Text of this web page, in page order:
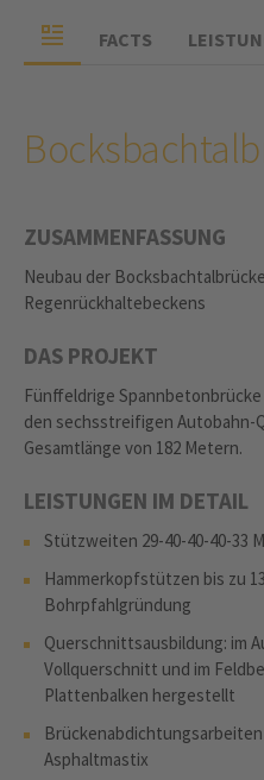
FACTS
ZUSAMMENFASSUNG
Neubau der
Regenrückhaltebeckens
DAS PROJEKT
Fünffeldrige
den sechsstreifigen Autobahn-
Gesamtlänge von 182 Metern.
LEISTUNGEN IM DETAIL
Stützweiten 29-40-40-40-33
Hammerkopfstützen bis zu
Bohrpfahlgründung
Querschnittsausbildung: im
Vollquerschnitt und im
Plattenbalken hergestellt
Asphaltmastix